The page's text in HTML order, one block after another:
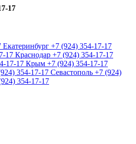
17
Екатеринбург +7 (924) 354-17-17
17 Краснодар +7 (924) 354-17-17
17-17 Крым +7 (924) 354-17-17
354-17-17 Севастополь +7 (924)
354-17-17